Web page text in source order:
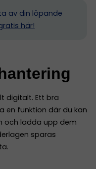
av din löpande
här!
digitalt. Ett bra
en funktion där du kan
och ladda upp dem
sparas